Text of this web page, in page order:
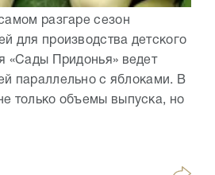
разгаре сезон
для производства детского
«Сады Придонья» ведет
параллельно с яблоками. В
только объемы выпуска, но